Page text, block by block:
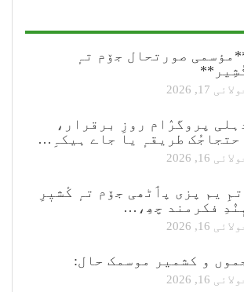
صورتحال جۆم تہٕ
17, 2026
پروگرٛام روزِ برقرار،
احتجاجُک طریقہٕ یا جاے ہیکہِ…
16, 2026
یم پزی پٲٹھی جۆم تہٕ کٔشیٖرِ
ہٕنٛدِ فکرمند چھِ،…
16, 2026
و کشمیر موسمک حال:
16, 2026